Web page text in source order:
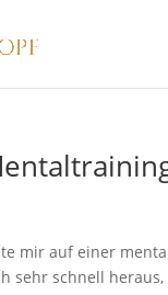
mir auf einer
sehr schnell